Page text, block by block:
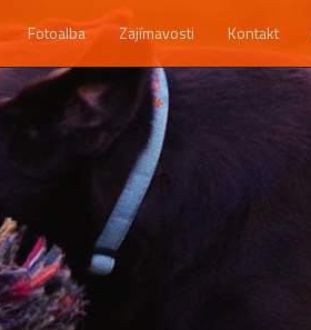
Fotoalba Zajímavosti Kontakt